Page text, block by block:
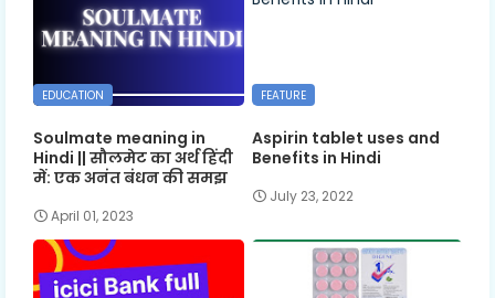
EDUCATION
Soulmate meaning in
Hindi || सौलमेट का अर्थ हिंदी
में: एक अनंत बंधन की समझ
April 01, 2023
FEATURE
Aspirin tablet uses and
Benefits in Hindi
July 23, 2022